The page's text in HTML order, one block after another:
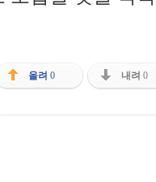
올려 0 내려 0